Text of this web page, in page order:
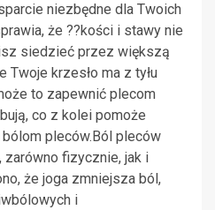
niezbędne dla Twoich
że ??kości i stawy nie
siedzieć przez większą
Twoje krzesło ma z tyłu
to zapewnić plecom
co z kolei pomoże
pleców.Ból pleców
fizycznie, jak i
że joga zmniejsza ból,
i